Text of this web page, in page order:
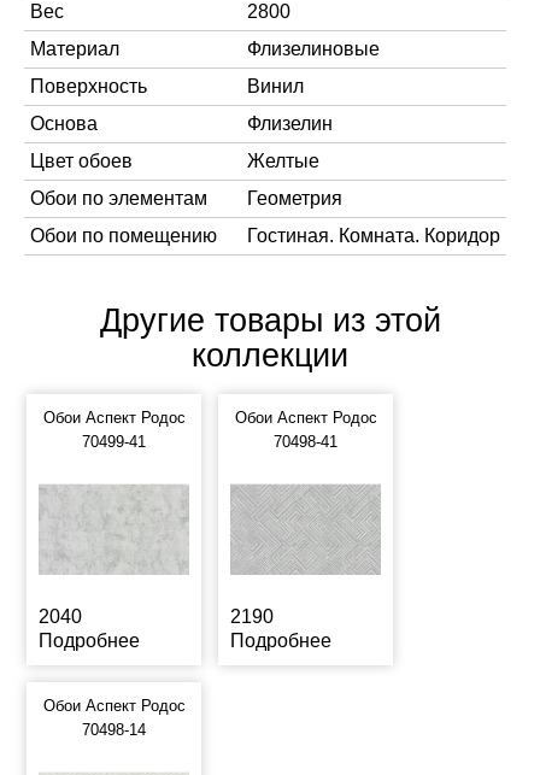
Вес
2800
Материал
Флизелиновые
Поверхность
Винил
Основа
Флизелин
Цвет обоев
Желтые
Обои по элементам
Геометрия
Обои по помещению
Гостиная. Комната. Коридор
Другие товары из этой
коллекции
Обои Аспект Родос
70499-41
2040
Подробнее
Обои Аспект Родос
70498-41
2190
Подробнее
Обои Аспект Родос
70498-14